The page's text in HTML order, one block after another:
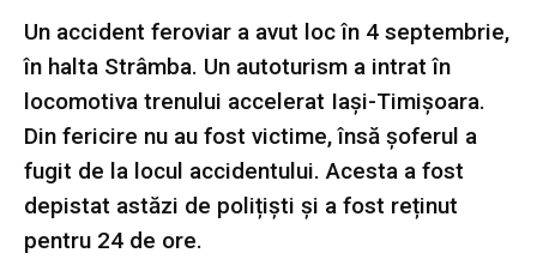
Un accident feroviar a avut loc în 4 septembrie,
în halta Strâmba. Un autoturism a intrat în
locomotiva trenului accelerat Iași-Timișoara.
Din fericire nu au fost victime, însă șoferul a
fugit de la locul accidentului. Acesta a fost
depistat astăzi de polițiști și a fost reținut
pentru 24 de ore.